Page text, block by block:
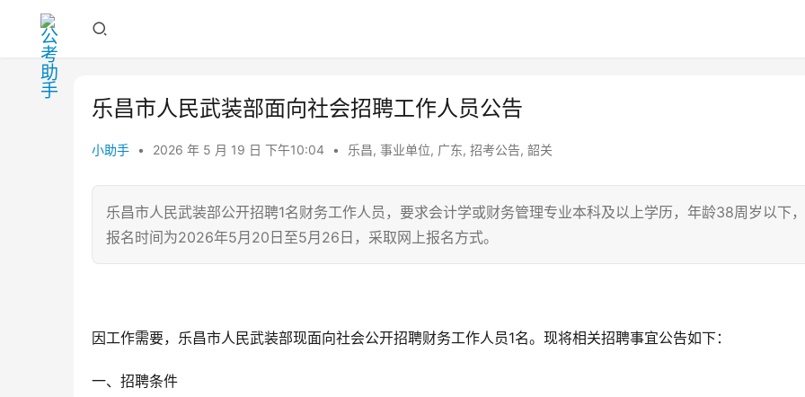
乐昌市人民武装部面向社会招聘工作人员公告
小助手 • 2026 年 5 月 19 日 下午10:04 • 乐昌, 事业单位, 广东, 招考公告, 韶关
乐昌市人民武装部公开招聘1名财务工作人员，要求会计学或财务管理专业本科及以上学历，年龄38周岁以下，
报名时间为2026年5月20日至5月26日，采取网上报名方式。
因工作需要，乐昌市人民武装部现面向社会公开招聘财务工作人员1名。现将相关招聘事宜公告如下：
一、招聘条件